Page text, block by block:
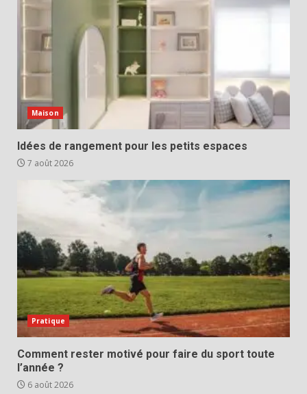
Maison
Idées de rangement pour les petits espaces
7 août 2026
Pratique
Comment rester motivé pour faire du sport toute
l’année ?
6 août 2026